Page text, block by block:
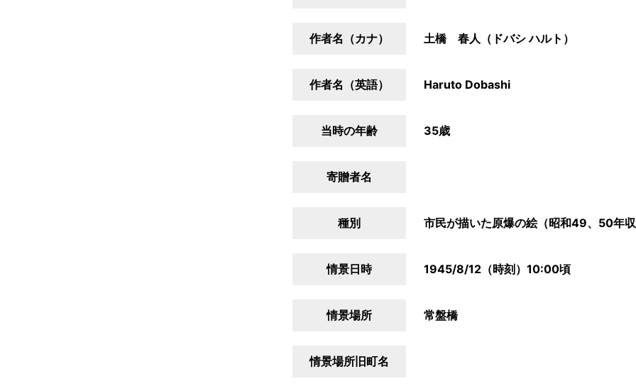
作者名（カナ） 土橋 春人（ドバシ ハルト）
作者名（英語） Haruto Dobashi
当時の年齢 35歳
寄贈者名
種別 市民が描いた原爆の絵（昭和49、50年
情景日時 1945/8/12（時刻）10:00頃
情景場所 常盤橋
情景場所旧町名